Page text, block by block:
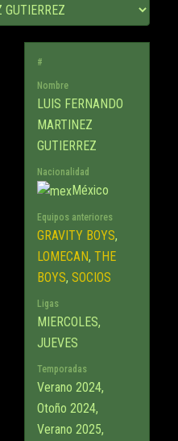
#
Nombre
LUIS FERNANDO
MARTINEZ
GUTIERREZ
Nacionalidad
México
Equipos anteriores
GRAVITY BOYS,
LOMECAN, THE
BOYS, SOCIOS
Ligas
MIERCOLES,
JUEVES
Temporadas
Verano 2024,
Otoño 2024,
Verano 2025,